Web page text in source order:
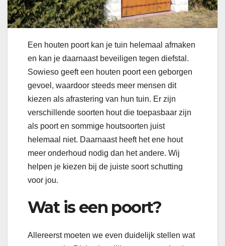
Een houten poort kan je tuin helemaal afmaken
en kan je daarnaast beveiligen tegen diefstal.
Sowieso geeft een houten poort een geborgen
gevoel, waardoor steeds meer mensen dit
kiezen als afrastering van hun tuin. Er zijn
verschillende soorten hout die toepasbaar zijn
als poort en sommige houtsoorten juist
helemaal niet. Daarnaast heeft het ene hout
meer onderhoud nodig dan het andere. Wij
helpen je kiezen bij de juiste soort schutting
voor jou.
Wat is een poort?
Allereerst moeten we even duidelijk stellen wat